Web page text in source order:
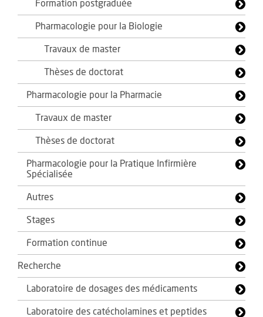
Formation postgraduée
Pharmacologie pour la Biologie
Travaux de master
Thèses de doctorat
Pharmacologie pour la Pharmacie
Travaux de master
Thèses de doctorat
Pharmacologie pour la Pratique Infirmière
Spécialisée
Autres
Stages
Formation continue
Recherche
Laboratoire de dosages des médicaments
Laboratoire des catécholamines et peptides